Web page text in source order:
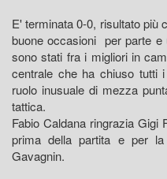
E' terminata 0-0, risultato più
buone occasioni per parte e
sono stati fra i migliori in
centrale che ha chiuso tutti
ruolo inusuale di mezza
tattica.
Fabio Caldana ringrazia Gigi
prima della partita e per
Gavagnin.